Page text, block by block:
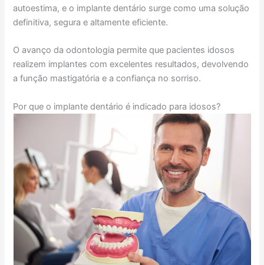
autoestima, e o implante dentário surge como uma solução
definitiva, segura e altamente eficiente.
O avanço da odontologia permite que pacientes idosos
realizem implantes com excelentes resultados, devolvendo
a função mastigatória e a confiança no sorriso.
Por que o implante dentário é indicado para idosos?